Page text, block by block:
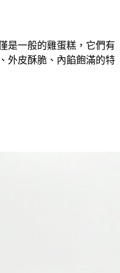
是一般的雞蛋糕，它們有
外皮酥脆、內餡飽滿的特